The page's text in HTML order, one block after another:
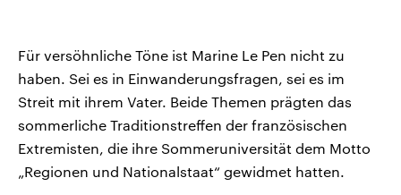
Für versöhnliche Töne ist Marine Le Pen nicht zu
haben. Sei es in Einwanderungsfragen, sei es im
Streit mit ihrem Vater. Beide Themen prägten das
sommerliche Traditionstreffen der französischen
Extremisten, die ihre Sommeruniversität dem Motto
„Regionen und Nationalstaat“ gewidmet hatten.